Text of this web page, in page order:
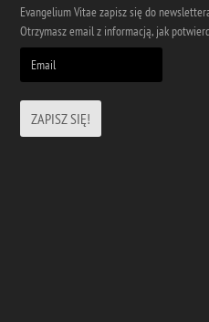
Evangelium Vitae zapisz się do
Otrzymasz email z informacją, jak